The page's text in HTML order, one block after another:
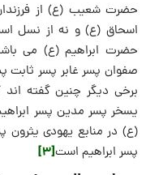
حضرت شعیب (ع) از
اسحاق (ع) و نه از نسل
حضرت ابراهیم (ع) می
صفوان پسر غابر پسر ثابت
برخی دیگر چنین گفته
یسخر پسر مدین پسر
(ع) در منابع یهودی
پسر ابراهیم است[3]